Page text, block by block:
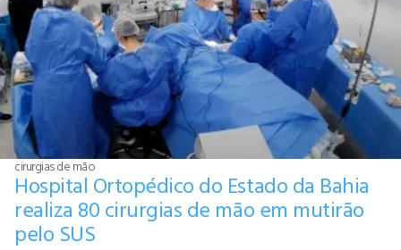
cirurgias de mão
Hospital Ortopédico do Estado da Bahia
realiza 80 cirurgias de mão em mutirão
pelo SUS